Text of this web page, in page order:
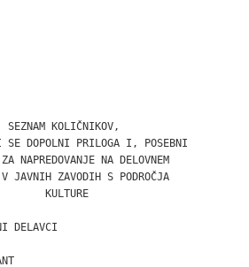
SEZNAM KOLIČNIKOV,
SE DOPOLNI PRILOGA I, POSEBNI
NAPREDOVANJE NA DELOVNEM
JAVNIH ZAVODIH S PODROČJA
KULTURE
DELAVCI